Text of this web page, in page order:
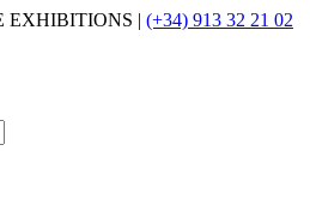
EXHIBITIONS | (+34) 913 32 21 02